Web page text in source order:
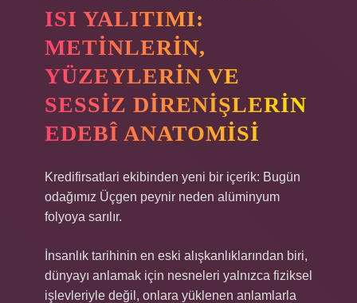
ISI YALITIMI:
METINLERIN,
YÜZEYLERIN VE
SESSIZ DIRENIŞLERIN
EDEBÎ ANATOMISI
Kredifirsatlari ekibinden yeni bir içerik: Bugün
odağımız Üçgen peynir neden alüminyum
folyoya sarılır.
İnsanlık tarihinin en eski alışkanlıklarından biri,
dünyayı anlamak için nesneleri yalnızca fiziksel
işlevleriyle değil, onlara yüklenen anlamlarla